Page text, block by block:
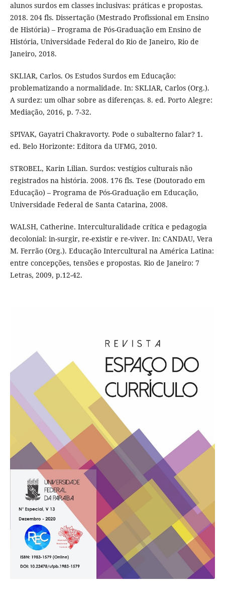
alunos surdos em classes inclusivas: práticas e propostas.
2018. 204 fls. Dissertação (Mestrado Profissional em Ensino
de História) – Programa de Pós-Graduação em Ensino de
História, Universidade Federal do Rio de Janeiro, Rio de
Janeiro, 2018.
SKLIAR, Carlos. Os Estudos Surdos em Educação:
problematizando a normalidade. In: SKLIAR, Carlos (Org.).
A surdez: um olhar sobre as diferenças. 8. ed. Porto Alegre:
Mediação, 2016, p. 7-32.
SPIVAK, Gayatri Chakravorty. Pode o subalterno falar? 1.
ed. Belo Horizonte: Editora da UFMG, 2010.
STROBEL, Karin Lilian. Surdos: vestígios culturais não
registrados na história. 2008. 176 fls. Tese (Doutorado em
Educação) – Programa de Pós-Graduação em Educação,
Universidade Federal de Santa Catarina, 2008.
WALSH, Catherine. Interculturalidade crítica e pedagogia
decolonial: in-surgir, re-existir e re-viver. In: CANDAU, Vera
M. Ferrão (Org.). Educação Intercultural na América Latina:
entre concepções, tensões e propostas. Rio de Janeiro: 7
Letras, 2009, p.12-42.